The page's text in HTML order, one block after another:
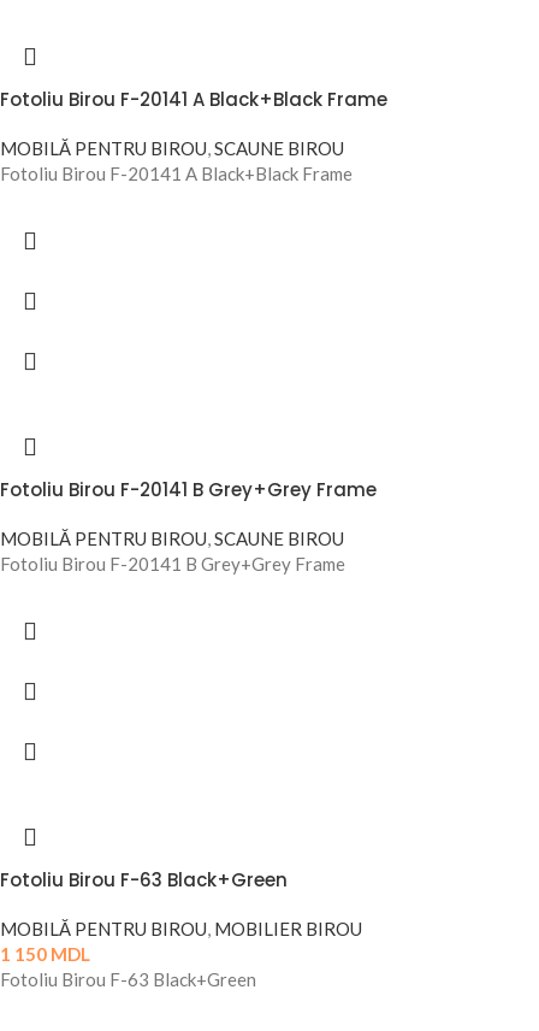
Fotoliu Birou F-20141 A Black+Black Frame
MOBILĂ PENTRU BIROU,SCAUNE BIROU
Fotoliu Birou F-20141 A Black+Black Frame
Fotoliu Birou F-20141 B Grey+Grey Frame
MOBILĂ PENTRU BIROU,SCAUNE BIROU
Fotoliu Birou F-20141 B Grey+Grey Frame
Fotoliu Birou F-63 Black+Green
MOBILĂ PENTRU BIROU, MOBILIER BIROU
1 150 MDL
Fotoliu Birou F-63 Black+Green